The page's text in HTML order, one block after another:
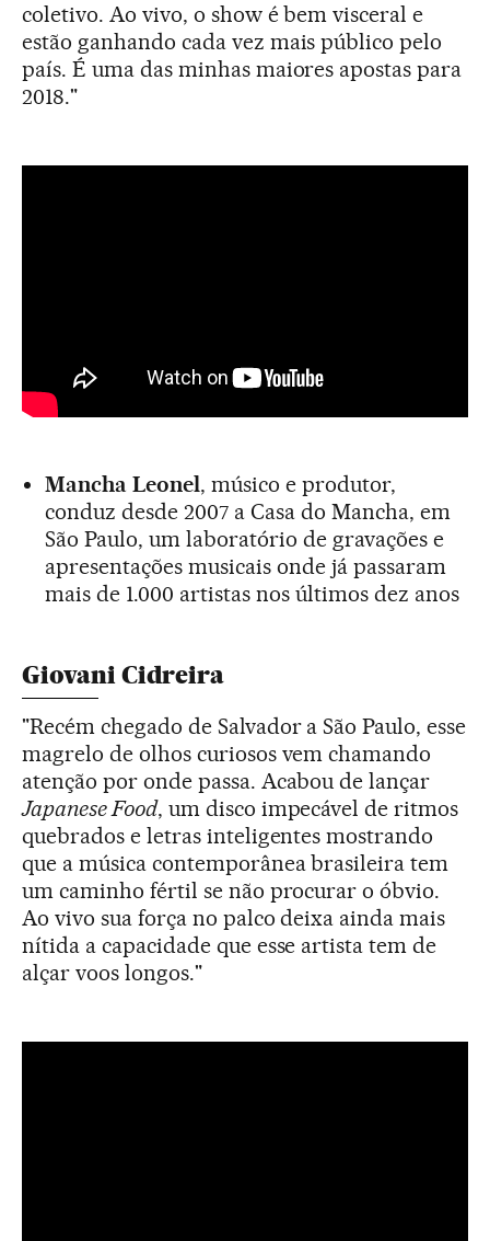
coletivo. Ao vivo, o show é bem visceral e
estão ganhando cada vez mais público pelo
país. É uma das minhas maiores apostas para
2018."
Mancha Leonel, músico e produtor,
conduz desde 2007 a Casa do Mancha, em
São Paulo, um laboratório de gravações e
apresentações musicais onde já passaram
mais de 1.000 artistas nos últimos dez anos
Giovani Cidreira
"Recém chegado de Salvador a São Paulo, esse
magrelo de olhos curiosos vem chamando
atenção por onde passa. Acabou de lançar
Japanese Food, um disco impecável de ritmos
quebrados e letras inteligentes mostrando
que a música contemporânea brasileira tem
um caminho fértil se não procurar o óbvio.
Ao vivo sua força no palco deixa ainda mais
nítida a capacidade que esse artista tem de
alçar voos longos."